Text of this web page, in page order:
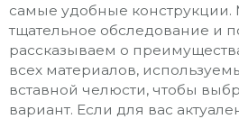
самые удобные
тщательное обследование и
рассказываем о
всех материалов,
вставной челюсти, чтобы
вариант. Если для вас